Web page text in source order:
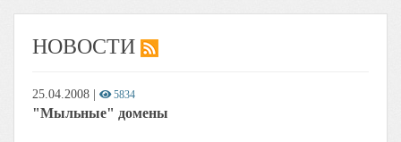
НОВОСТИ
25.04.2008 5834
"Мыльные" домены